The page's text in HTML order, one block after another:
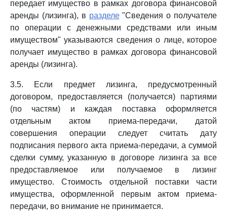
передает имущество в рамках договора финансовой
аренды (лизинга), в разделе"Сведения о получателе
по операции с денежными средствами или иным
имуществом" указываются сведения о лице, которое
получает имущество в рамках договора финансовой
аренды (лизинга).
3.5. Если предмет лизинга, предусмотренный
договором, предоставляется (получается) партиями
(по частям) и каждая поставка оформляется
отдельным актом приема-передачи, датой
совершения операции следует считать дату
подписания первого акта приема-передачи, а суммой
сделки сумму, указанную в договоре лизинга за все
предоставляемое или получаемое в лизинг
имущество. Стоимость отдельной поставки части
имущества, оформленной первым актом приема-
передачи, во внимание не принимается.